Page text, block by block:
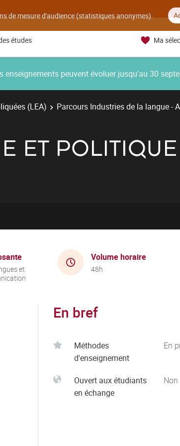
de mesure d'audience (statistiques anonymes).
études Ma
peuvent évoluer jusqu’au 30
(LEA)
Parcours Industries de la langue -
ET POLITIQUE
et
Volume horaire
48h
En bref
Méthodes
d'enseignement
En
Ouvert aux étudiants
en échange
Non